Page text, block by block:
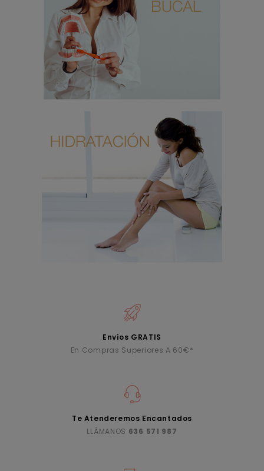
Envíos GRATIS
En Compras Superiores A 60€*
Te Atenderemos Encantados
LLÁMANOS 636 571 987